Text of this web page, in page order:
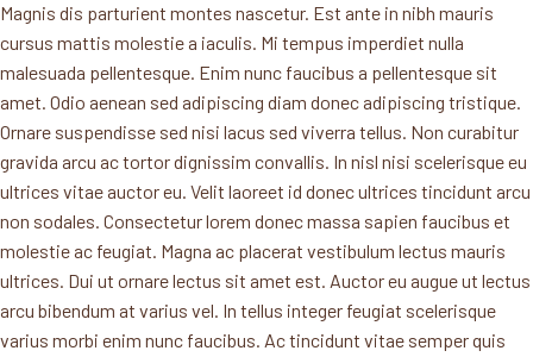
Magnis dis parturient montes nascetur. Est ante in nibh mauris
cursus mattis molestie a iaculis. Mi tempus imperdiet nulla
malesuada pellentesque. Enim nunc faucibus a pellentesque sit
amet. Odio aenean sed adipiscing diam donec adipiscing tristique.
Ornare suspendisse sed nisi lacus sed viverra tellus. Non curabitur
gravida arcu ac tortor dignissim convallis. In nisl nisi scelerisque eu
ultrices vitae auctor eu. Velit laoreet id donec ultrices tincidunt arcu
non sodales. Consectetur lorem donec massa sapien faucibus et
molestie ac feugiat. Magna ac placerat vestibulum lectus mauris
ultrices. Dui ut ornare lectus sit amet est. Auctor eu augue ut lectus
arcu bibendum at varius vel. In tellus integer feugiat scelerisque
varius morbi enim nunc faucibus. Ac tincidunt vitae semper quis